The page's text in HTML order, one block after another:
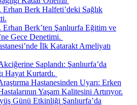
Berk Halfeti’deki Sağlık
Berk’ten Şanlıurfa Eğitim ve
Gece Denetimi.
İlk Katarakt Ameliyatı
Saplandı: Şanlıurfa’da
Hayat Kurtardı.
Hastanesinden Uyarı: Erken
Yaşam Kalitesini Artırıyor.
Günü Etkinliği Şanlıurfa’da